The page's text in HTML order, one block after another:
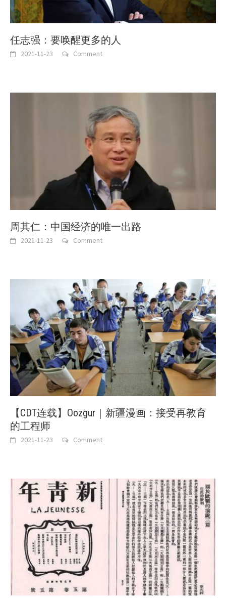
任志强：要唤醒更多的人
2021-11-23 Comment
周其仁：中国经济的唯一出路
2021-11-23 Comment
【CDT连载】Oozgur｜新疆漫画：接受再教育
的工程师
2021-11-23 Comment